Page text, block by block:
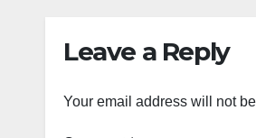
Leave a Reply
Your email address will not